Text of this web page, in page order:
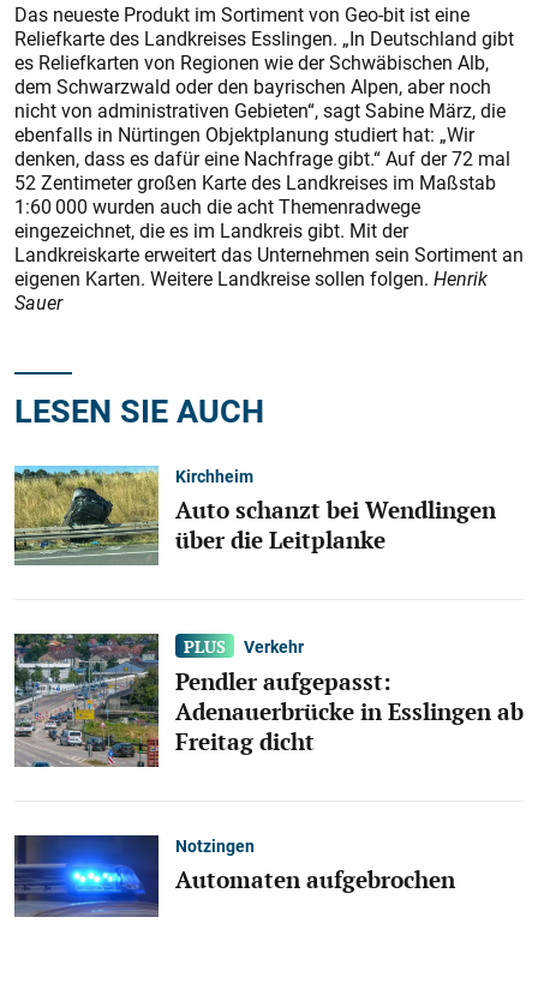
Das neueste Produkt im Sortiment von Geo-bit ist eine
Reliefkarte des Landkreises Esslingen. „In Deutschland gibt
es Reliefkarten von Regionen wie der Schwäbischen Alb,
dem Schwarzwald oder den bayrischen Alpen, aber noch
nicht von administrativen Gebieten“, sagt Sabine März, die
ebenfalls in Nürtingen Objektplanung studiert hat: „Wir
denken, dass es dafür eine Nachfrage gibt.“ Auf der 72 mal
52 Zentimeter großen Karte des Landkreises im Maßstab
1:60 000 wurden auch die acht Themenradwege
eingezeichnet, die es im Landkreis gibt. Mit der
Landkreiskarte erweitert das Unternehmen sein Sortiment an
eigenen Karten. Weitere Landkreise sollen folgen. Henrik
Sauer
LESEN SIE AUCH
Kirchheim
Auto schanzt bei Wendlingen
über die Leitplanke
Verkehr
Pendler aufgepasst:
Adenauerbrücke in Esslingen ab
Freitag dicht
Notzingen
Automaten aufgebrochen